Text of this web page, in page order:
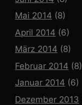
Mai 2014 (8)
April 2014 (6)
März 2014 (8)
Februar 2014 (8)
Januar 2014 (6)
Dezember 2013